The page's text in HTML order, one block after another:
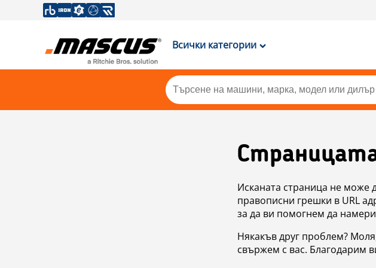
Всички категории
Исканата страница не може
правописни грешки в URL
за да ви помогнем да
Някакъв друг проблем?
свържем с вас. Благодарим